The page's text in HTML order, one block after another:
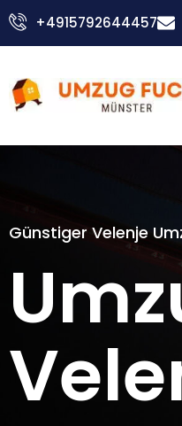
Zum
Inhalt
+4915792644457
Günstiger Velenje